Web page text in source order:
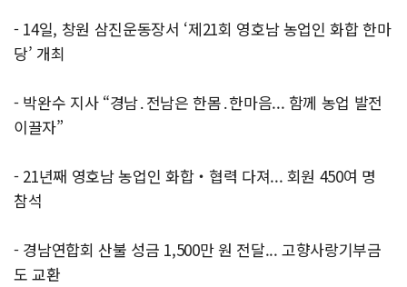
- 14일, 창원 삼진운동장서 ‘제21회 영호남 농업인 화합 한마
당’ 개최
- 박완수 지사 “경남․전남은 한몸․한마음... 함께 농업 발전
이끌자”
- 21년째 영호남 농업인 화합‧협력 다져... 회원 450여 명
참석
- 경남연합회 산불 성금 1,500만 원 전달... 고향사랑기부금
도 교환